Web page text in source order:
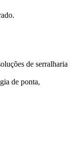
de serralharia
de ponta,